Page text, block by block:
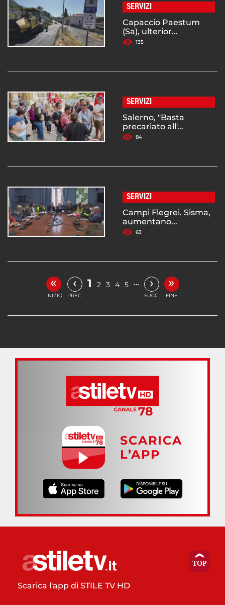
SERVIZI
Capaccio Paestum
(Sa), ulterior...
135
SERVIZI
Salerno, "Basta
precariato all'...
84
SERVIZI
Campi Flegrei. Sisma,
aumentano...
63
«
INIZIO
‹
PREC.
1 2 3 4 5 … ›
SUCC.
»
FINE
SCARICA
L’APP
Scarica l'app di STILE TV HD